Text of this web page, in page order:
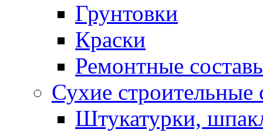
Грунтовки
Краски
Ремонтные
Сухие
Штукатурки,